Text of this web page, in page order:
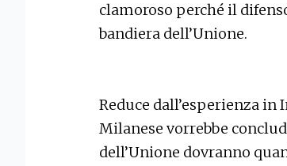
clamoroso perché il
bandiera dell’Unione.
Reduce dall’esperienza in
Milanese vorrebbe
dell’Unione dovranno